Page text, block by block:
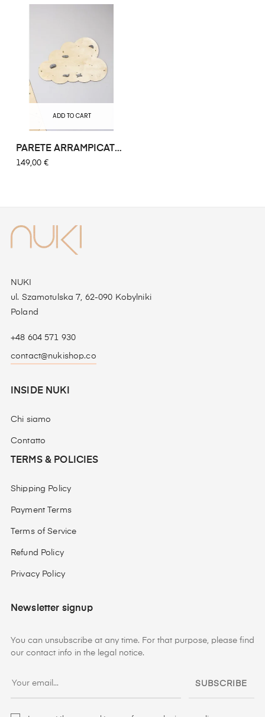
ADD TO CART
PARETE ARRAMPICATA
NUVOLA
149,00 €
NUKI
ul. Szamotulska 7, 62-090 Kobylniki
Poland
+48 604 571 930
contact@nukishop.co
INSIDE NUKI
Chi siamo
Contatto
TERMS & POLICIES
Shipping Policy
Payment Terms
Terms of Service
Refund Policy
Privacy Policy
Newsletter signup
You can unsubscribe at any time. For that purpose, please find
our contact info in the legal notice.
SUBSCRIBE